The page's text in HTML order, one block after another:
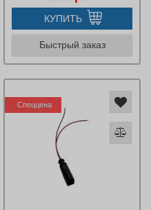
КУПИТЬ
Быстрый заказ
Спеццена